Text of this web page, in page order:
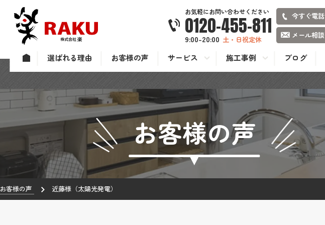
お気軽にお問い合わせください
0120-455-811
9:00-20:00 土・日祝定休
今すぐ電話
メール相談
選ばれる理由 お客様の声 サービス 施工事例 ブログ
お客様の声
お客様の声 近藤様（太陽光発電）